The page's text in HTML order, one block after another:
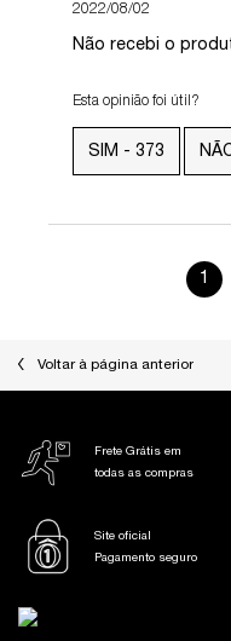
2022/08/02
Não recebi o
Esta opinião foi útil?
SIM - 373
1
Voltar à página anterior
Frete Grátis em
todas as compras
Site oficial
Pagamento seguro